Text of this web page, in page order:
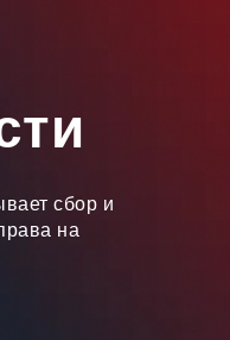
сбор и
на